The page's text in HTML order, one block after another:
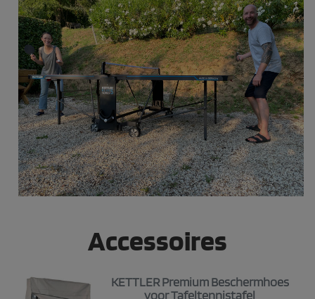
Accessoires
KETTLER Premium Beschermhoes
voor Tafeltennistafel